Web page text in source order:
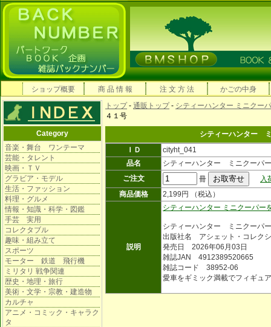
ショップ概要 商 品 情 報 注 文 方 法 かごの中身
Category
音楽・舞台 ワンテーマ
芸能・タレント
映画・ＴＶ
グラビア・モデル
生活・ファッション
料理・グルメ
情報・知識・科学・図鑑
手芸 実用
コレクタブル
趣味・組み立て
スポーツ
モーター 鉄道 飛行機
ミリタリ 戦争関連
歴史・地理・旅行
美術・文学・宗教・建造物
カルチャ
アニメ・コミック・キャラク
タ
トップ- 通販トップ- シティーハンター ミニクー
４１号
シティーハンター
ＩＤ
cityht_041
品名
シティーハンター ミニクーパ
ご注文
冊
入
商品価格
2,199円 （税込）
説明
シティーハンター ミニクーパー
シティーハンター ミニクーパ
出版社名 アシェット・コレク
発売日 2026年06月03日
雑誌JAN 4912389520665
雑誌コード 38952-06
愛車をギミック満載でフィギュ